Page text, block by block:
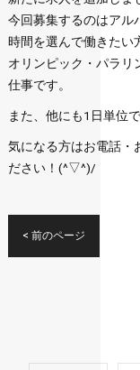
今回募集するのはアル
時間を選んで働きたい
オリンピック・パラリ
仕事です。
また、他にも1日単位
気になる方はお電話・
ださい！(^▽^)/
< 前のページ